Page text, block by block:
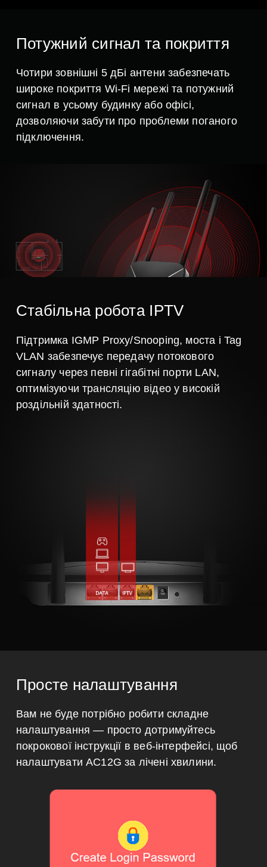
Потужний сигнал та покриття
Чотири зовнішні 5 дБі антени забезпечать
широке покриття Wi-Fi мережі та потужний
сигнал в усьому будинку або офісі,
дозволяючи забути про проблеми поганого
підключення.
Стабільна робота IPTV
Підтримка IGMP Proxy/Snooping, моста і Tag
VLAN забезпечує передачу потокового
сигналу через певні гігабітні порти LAN,
оптимізуючи трансляцію відео у високій
роздільній здатності.
Просте налаштування
Вам не буде потрібно робити складне
налаштування — просто дотримуйтесь
покрокової інструкції в веб-інтерфейсі, щоб
налаштувати AC12G за лічені хвилини.